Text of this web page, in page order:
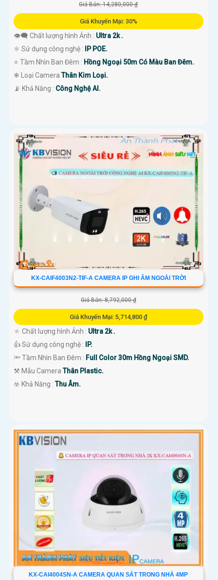
Giá Bán: 14,280,000 ₫
Giá Khuyến Mại: 30%
👁️‍🗨 Chất lượng hình Ảnh : Ultra 2k .
⚛️ Sử dụng công nghệ :
IP POE.
⭐ Tầm Nhìn Ban Đêm : Hồng Ngoại 50m Có Màu Ban Đêm.
❄ Loại CameraThân Kim Loại.
️📡 Khả Năng : Công Nghệ AI.
KX-CAIF4003N2-TIF-A CAMERA IP GHI ÂM NGOÀI TRỜI
Giá Bán: 8,792,000 ₫
Giá Khuyến Mại: 5,714,800 ₫
🔅 Chất lượng hình Ảnh : Ultra 2k .
👍 Sử dụng công nghệ :
IP.
🔦 Tầm Nhìn Ban Đêm : Full Color 30m Hồng Ngoại SMD.
⚒ Mẫu CameraThân Plastic.
️☣️ Khả Năng :Thu Âm.
KX-CAI4004SN-A CAMERA QUAN SÁT TRONG NHÀ 4MP